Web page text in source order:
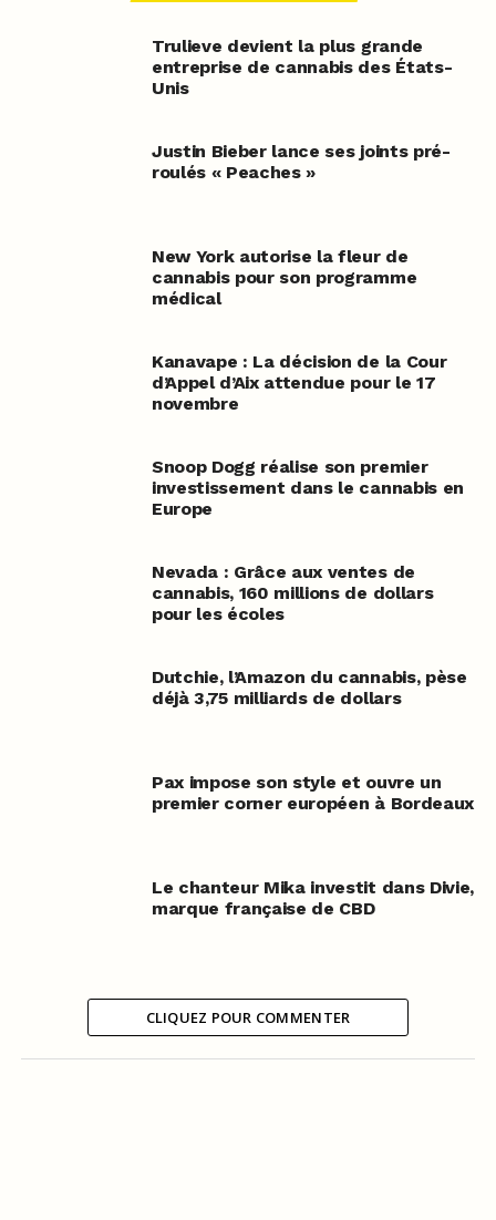
Trulieve devient la plus grande
entreprise de cannabis des États-
Unis
Justin Bieber lance ses joints pré-
roulés « Peaches »
New York autorise la fleur de
cannabis pour son programme
médical
Kanavape : La décision de la Cour
d’Appel d’Aix attendue pour le 17
novembre
Snoop Dogg réalise son premier
investissement dans le cannabis en
Europe
Nevada : Grâce aux ventes de
cannabis, 160 millions de dollars
pour les écoles
Dutchie, l’Amazon du cannabis, pèse
déjà 3,75 milliards de dollars
Pax impose son style et ouvre un
premier corner européen à Bordeaux
Le chanteur Mika investit dans Divie,
marque française de CBD
CLIQUEZ POUR COMMENTER